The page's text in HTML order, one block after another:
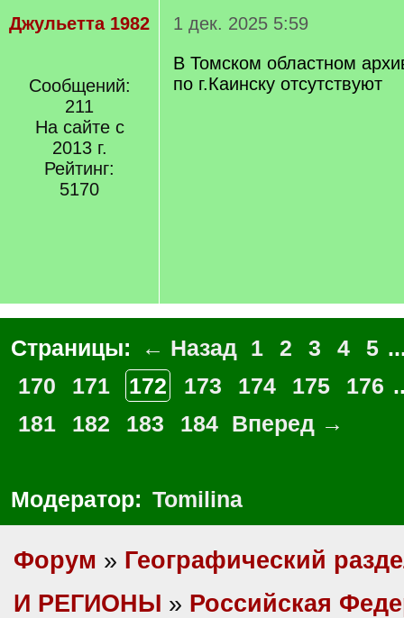
Джульетта 1982
Сообщений:
211
На сайте с
2013 г.
Рейтинг:
5170
1 дек. 2025 5:59
В Томском областном
по г.Каинску отсутствуют
Страницы: ← Назад 1 2 3 4 5
170
171 172 173 174 175 176
181
182 183 184 Вперед →
Модератор: Tomilina
Форум » Географический
И РЕГИОНЫ » Российская